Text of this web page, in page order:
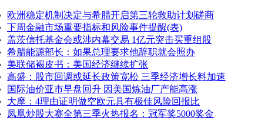
欧洲稳定机制决定与希腊开启第三轮救助计划磋商
下周金融市场重要指标和风险事件提醒(表)
盖茨信托基金会或涉内幕交易 1亿元突击买重组股
希腊能源部长：如果总理要求他辞职就会照办
美联储褐皮书：美国经济继续扩张
高盛：股市回调或延长政策宽松 三季经济增长料加速
国际油价亚市早盘回升 因美国炼油厂产能高涨
大摩：4理由证明做空欧元具有极佳风险回报比
凤凰炒股大赛全第三季火热报名：冠军奖5000奖金